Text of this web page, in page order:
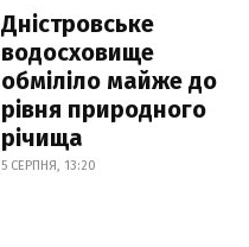
Дністровське
водосховище
обміліло майже до
рівня природного
річища
5 СЕРПНЯ, 13:20